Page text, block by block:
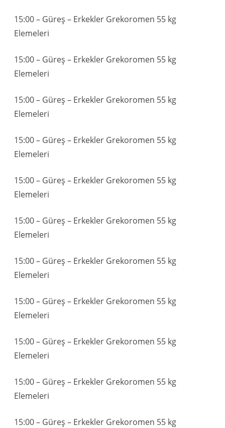
15:00 – Güreş – Erkekler Grekoromen 55 kg
Elemeleri
15:00 – Güreş – Erkekler Grekoromen 55 kg
Elemeleri
15:00 – Güreş – Erkekler Grekoromen 55 kg
Elemeleri
15:00 – Güreş – Erkekler Grekoromen 55 kg
Elemeleri
15:00 – Güreş – Erkekler Grekoromen 55 kg
Elemeleri
15:00 – Güreş – Erkekler Grekoromen 55 kg
Elemeleri
15:00 – Güreş – Erkekler Grekoromen 55 kg
Elemeleri
15:00 – Güreş – Erkekler Grekoromen 55 kg
Elemeleri
15:00 – Güreş – Erkekler Grekoromen 55 kg
Elemeleri
15:00 – Güreş – Erkekler Grekoromen 55 kg
Elemeleri
15:00 – Güreş – Erkekler Grekoromen 55 kg